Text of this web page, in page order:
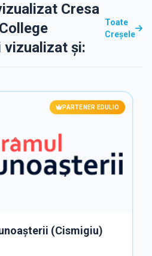
Cresa
vizualizat și:
Toate
Creșele
PARTENER EDULIO
(Cismigiu)